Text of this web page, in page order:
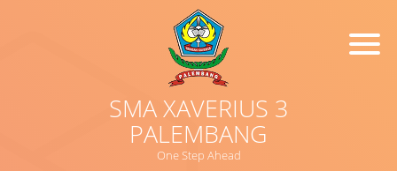
SMA XAVERIUS 3
PALEMBANG
One Step Ahead